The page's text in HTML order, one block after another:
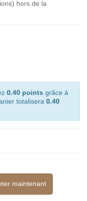
hors de la
0.40 points grâce à
totalisera 0.40
maintenant